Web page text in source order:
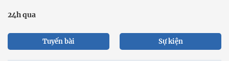
24h qua
Tuyến bài Sự kiện